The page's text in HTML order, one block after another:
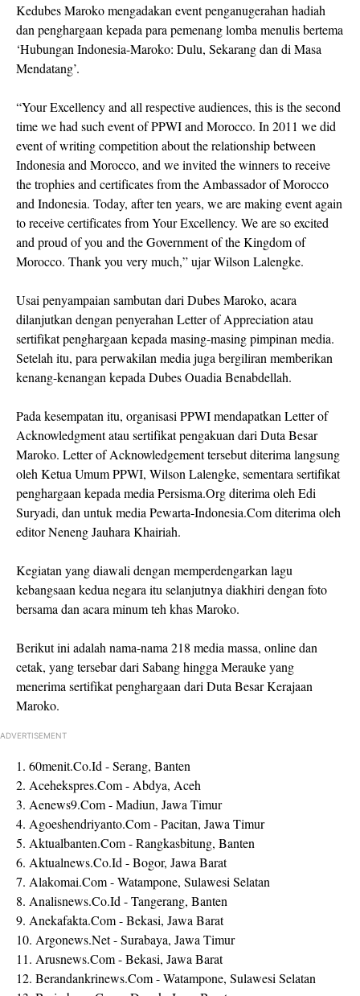
Kedubes Maroko mengadakan event penganugerahan hadiah
dan penghargaan kepada para pemenang lomba menulis bertema
‘Hubungan Indonesia-Maroko: Dulu, Sekarang dan di Masa
Mendatang’.
“Your Excellency and all respective audiences, this is the second
time we had such event of PPWI and Morocco. In 2011 we did
event of writing competition about the relationship between
Indonesia and Morocco, and we invited the winners to receive
the trophies and certificates from the Ambassador of Morocco
and Indonesia. Today, after ten years, we are making event again
to receive certificates from Your Excellency. We are so excited
and proud of you and the Government of the Kingdom of
Morocco. Thank you very much,” ujar Wilson Lalengke.
Usai penyampaian sambutan dari Dubes Maroko, acara
dilanjutkan dengan penyerahan Letter of Appreciation atau
sertifikat penghargaan kepada masing-masing pimpinan media.
Setelah itu, para perwakilan media juga bergiliran memberikan
kenang-kenangan kepada Dubes Ouadia Benabdellah.
Pada kesempatan itu, organisasi PPWI mendapatkan Letter of
Acknowledgment atau sertifikat pengakuan dari Duta Besar
Maroko. Letter of Acknowledgement tersebut diterima langsung
oleh Ketua Umum PPWI, Wilson Lalengke, sementara sertifikat
penghargaan kepada media Persisma.Org diterima oleh Edi
Suryadi, dan untuk media Pewarta-Indonesia.Com diterima oleh
editor Neneng Jauhara Khairiah.
Kegiatan yang diawali dengan memperdengarkan lagu
kebangsaan kedua negara itu selanjutnya diakhiri dengan foto
bersama dan acara minum teh khas Maroko.
Berikut ini adalah nama-nama 218 media massa, online dan
cetak, yang tersebar dari Sabang hingga Merauke yang
menerima sertifikat penghargaan dari Duta Besar Kerajaan
Maroko.
ADVERTISEMENT
1. 60menit.Co.Id - Serang, Banten
2. Acehekspres.Com - Abdya, Aceh
3. Aenews9.Com - Madiun, Jawa Timur
4. Agoeshendriyanto.Com - Pacitan, Jawa Timur
5. Aktualbanten.Com - Rangkasbitung, Banten
6. Aktualnews.Co.Id - Bogor, Jawa Barat
7. Alakomai.Com - Watampone, Sulawesi Selatan
8. Analisnews.Co.Id - Tangerang, Banten
9. Anekafakta.Com - Bekasi, Jawa Barat
10. Argonews.Net - Surabaya, Jawa Timur
11. Arusnews.Com - Bekasi, Jawa Barat
12. Berandankrinews.Com - Watampone, Sulawesi Selatan